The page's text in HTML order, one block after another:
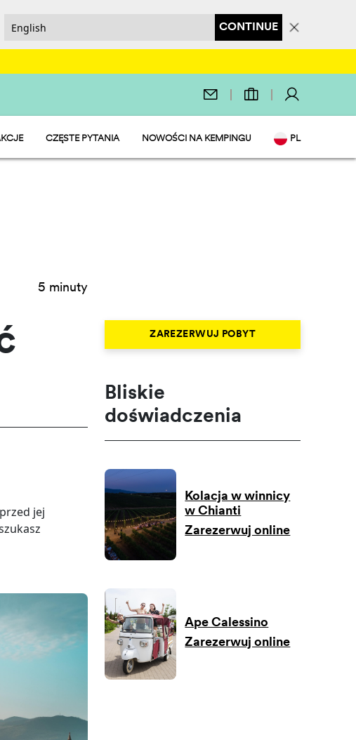
CONTINUE
USŁUGOWY
CZĘSTE PYTANIA NOWOŚCI NA KEMPINGU PL
IT
5 minuty
jej
ZAREZERWUJ POBYT
Bliskie
doświadczenia
Kolacja w winnicy
w Chianti
Zarezerwuj online
Ape Calessino
Zarezerwuj online